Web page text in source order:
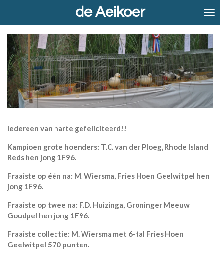
hoofdinhoud
de Aeikoer
Iedereen van harte gefeliciteerd!!
Kampioen grote hoenders: T.C. van der Ploeg, Rhode Island
Reds hen jong 1F96.
Fraaiste op één na: M. Wiersma, Fries Hoen Geelwitpel hen
jong 1F96.
Fraaiste op twee na: F.D. Huizinga, Groninger Meeuw
Goudpel hen jong 1F96.
Fraaiste collectie: M. Wiersma met 6-tal Fries Hoen
Geelwitpel 570 punten.